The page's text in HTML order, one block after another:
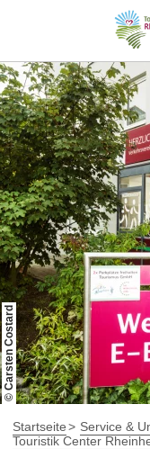
© Carsten Costard
Startseite
Service &
Touristik Center